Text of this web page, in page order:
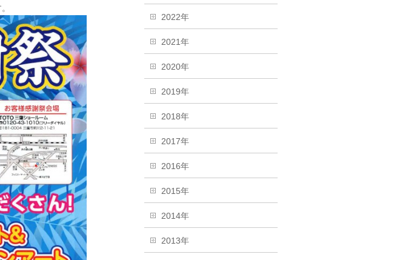
2022年
2021年
2020年
2019年
2018年
2017年
2016年
2015年
2014年
2013年